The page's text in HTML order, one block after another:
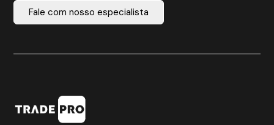
Fale com nosso especialista